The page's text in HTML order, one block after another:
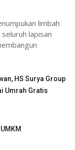
limbah
lapisan
HS Surya Group
Umrah Gratis